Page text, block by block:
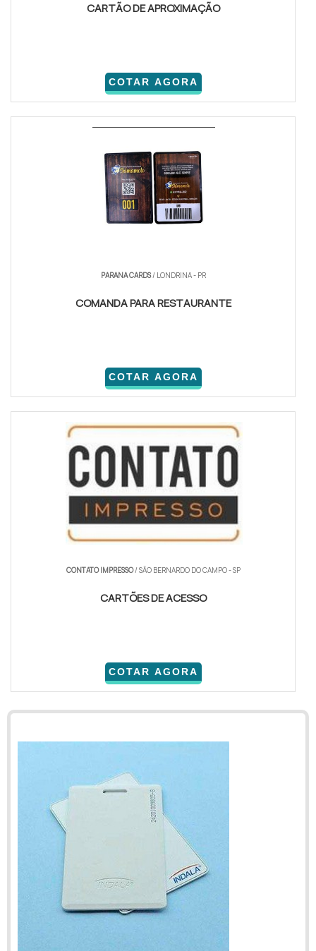
CARTÃO DE APROXIMAÇÃO
COTAR AGORA
PARANA CARDS/ LONDRINA - PR
COMANDA PARA RESTAURANTE
COTAR AGORA
CONTATO IMPRESSO/ SÃO BERNARDO DO CAMPO - SP
CARTÕES DE ACESSO
COTAR AGORA